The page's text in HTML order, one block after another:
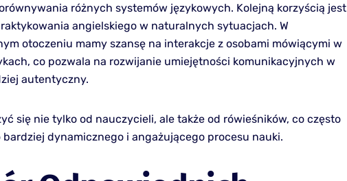
różnych systemów językowych. Kolejną korzyścią jest
angielskiego w naturalnych sytuacjach. W
otoczeniu mamy szansę na interakcje z osobami mówiącymi w
co pozwala na rozwijanie umiejętności komunikacyjnych w
autentyczny.
się nie tylko od nauczycieli, ale także od rówieśników, co często
dynamicznego i angażującego procesu nauki.